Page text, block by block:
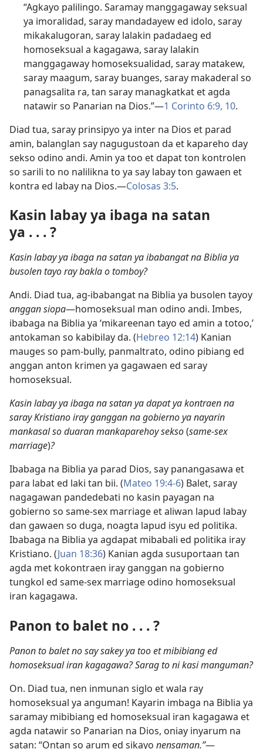
“Agkayo palilingo. Saramay manggagaway seksual
ya imoralidad, saray mandadayew ed idolo, saray
mikakalugoran, saray lalakin padadaeg ed
homoseksual a kagagawa, saray lalakin
manggagaway homoseksualidad, saray matakew,
saray maagum, saray buanges, saray makaderal so
panagsalita ra, tan saray managkatkat et agda
natawir so Panarian na Dios.”​—1 Corinto 6:9, 10.
Diad tua, saray prinsipyo ya inter na Dios et parad
amin, balanglan say nagugustoan da et kapareho day
sekso odino andi. Amin ya too et dapat ton kontrolen
so sarili to no nalilikna to ya say labay ton gawaen et
kontra ed labay na Dios.​—Colosas 3:5.
Kasin labay ya ibaga na satan
ya . . . ?
Kasin labay ya ibaga na satan ya ibabangat na Biblia ya
busolen tayo ray bakla o tomboy?
Andi. Diad tua, ag-ibabangat na Biblia ya busolen tayoy
anggan siopa​—homoseksual man odino andi. Imbes,
ibabaga na Biblia ya ‘mikareenan tayo ed amin a totoo,’
antokaman so kabibilay da. (Hebreo 12:14) Kanian
mauges so pam-bully, panmaltrato, odino pibiang ed
anggan anton krimen ya gagawaen ed saray
homoseksual.
Kasin labay ya ibaga na satan ya dapat ya kontraen na
saray Kristiano iray ganggan na gobierno ya nayarin
mankasal so duaran mankaparehoy sekso(same-sex
marriage)?
Ibabaga na Biblia ya parad Dios, say panangasawa et
para labat ed laki tan bii. (Mateo 19:4-6) Balet, saray
nagagawan pandedebati no kasin payagan na
gobierno so same-sex marriage et aliwan lapud labay
dan gawaen so duga, noagta lapud isyu ed politika.
Ibabaga na Biblia ya agdapat mibabali ed politika iray
Kristiano. (Juan 18:36) Kanian agda susuportaan tan
agda met kokontraen iray ganggan na gobierno
tungkol ed same-sex marriage odino homoseksual
iran kagagawa.
Panon to balet no . . . ?
Panon to balet no say sakey ya too et mibibiang ed
homoseksual iran kagagawa? Sarag to ni kasi manguman?
On. Diad tua, nen inmunan siglo et wala ray
homoseksual ya anguman! Kayarin imbaga na Biblia ya
saramay mibibiang ed homoseksual iran kagagawa et
agda natawir so Panarian na Dios, oniay inyarum na
satan: “Ontan so arum ed sikayo nensaman.”​—